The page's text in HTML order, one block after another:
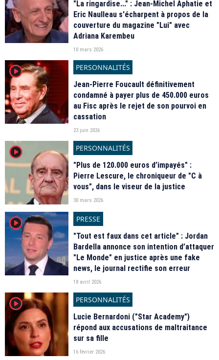
"La ringardise..." : Jean-Michel Aphatie et
Eric Naulleau s'écharpent à propos de la
couverture du magazine "Lui" avec
Adriana Karembeu
10 mars 2026
player2
PERSONNALITÉS
Jean-Pierre Foucault définitivement
condamné à payer plus de 450.000 euros
au Fisc après le rejet de son pourvoi en
cassation
23 juin 2026
player2
PERSONNALITÉS
"Plus de 120.000 euros d’impayés" :
Pierre Lescure, le chroniqueur de "C à
vous", dans le viseur de la justice
30 mars 2026
player2
PRESSE
"Tout est faux dans cet article" : Jordan
Bardella annonce son intention d’attaquer
"Le Monde" en justice après une fake
news, le journal rectifie son erreur
18 avril 2026
player2
PERSONNALITÉS
Lucie Bernardoni ("Star Academy")
répond aux accusations de maltraitance
sur sa fille
16 février 2026